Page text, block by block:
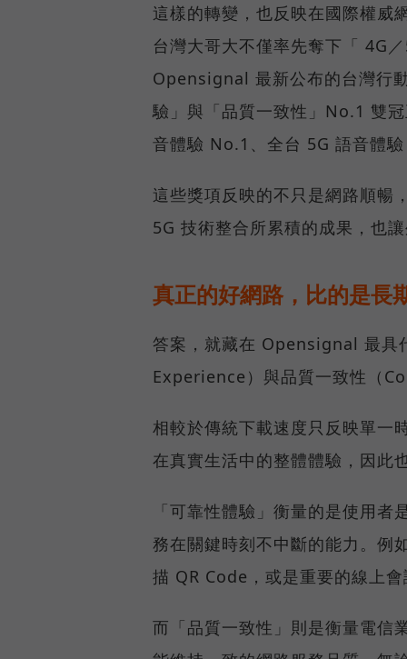
這樣的轉變，也反映在國際權
台灣大哥大不僅率先奪下「 4G
Opensignal 最新公布的台灣行
驗」與「品質一致性」No.1 雙
音體驗 No.1、全台 5G 語音體
這些獎項反映的不只是網路順暢
5G 技術整合所累積的成果，也
真正的好網路，比的是長
答案，就藏在 Opensignal 最
Experience）與品質一致性（
相較於傳統下載速度只反映單一
在真實生活中的整體體驗，因此
「可靠性體驗」衡量的是使用
務在關鍵時刻不中斷的能力。例
描 QR Code，或是重要的線上
而「品質一致性」則是衡量電信